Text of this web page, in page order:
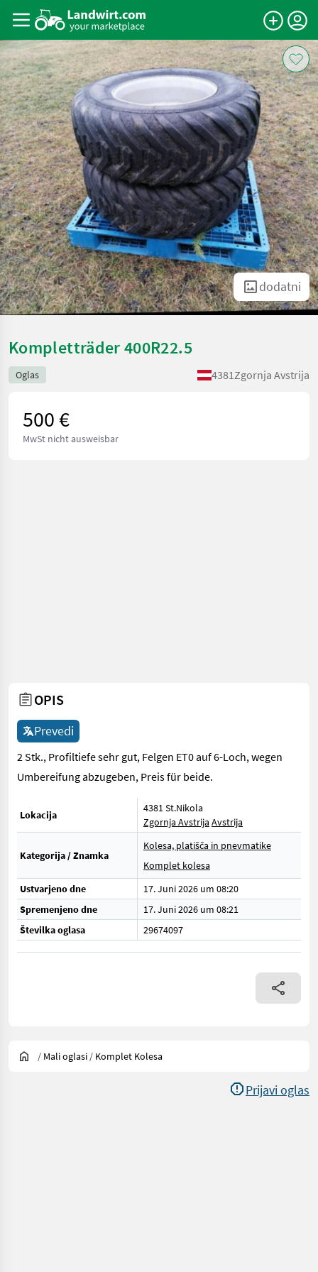
dodatni
Kompletträder 400R22.5
Oglas 4381Zgornja Avstrija
500 €
MwSt nicht ausweisbar
OPIS
Prevedi
2 Stk., Profiltiefe sehr gut, Felgen ET0 auf 6-Loch, wegen
Umbereifung abzugeben, Preis für beide.
Lokacija
4381 St.Nikola
Zgornja Avstrija Avstrija
Kategorija / Znamka
Kolesa, platišča in pnevmatike
Komplet kolesa
Ustvarjeno dne
17. Juni 2026 um 08:20
Spremenjeno dne
17. Juni 2026 um 08:21
Številka oglasa
29674097
/ Mali oglasi / Komplet Kolesa
Prijavi oglas